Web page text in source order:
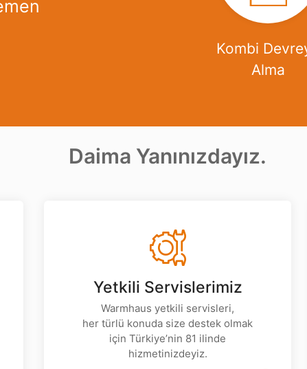
Kombi
Alma
Daima Yanınızdayız.
Yetkili Servislerimiz
Warmhaus yetkili servisleri,
her türlü konuda size destek olmak
için Türkiye’nin 81 ilinde
hizmetinizdeyiz.